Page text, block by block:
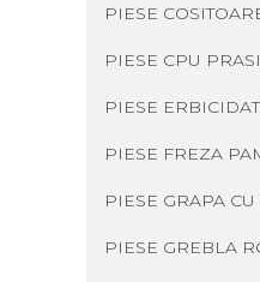
PIESE
PIESE CPU
PIESE
PIESE FREZA
PIESE GRAPA
PIESE GREBLA